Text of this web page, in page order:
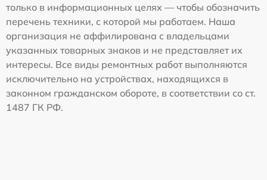
только в информационных целях — чтобы обозначить
перечень техники, с которой мы работаем. Наша
организация не аффилирована с владельцами
указанных товарных знаков и не представляет их
интересы. Все виды ремонтных работ выполняются
исключительно на устройствах, находящихся в
законном гражданском обороте, в соответствии со ст.
1487 ГК РФ.